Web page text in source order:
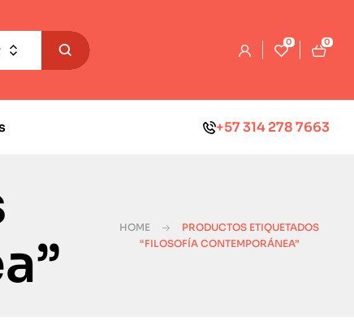
0 0
+57 314 278 7663
HOME
PRODUCTOS ETIQUETADOS
“FILOSOFÍA CONTEMPORÁNEA”